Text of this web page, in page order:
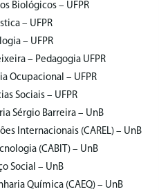
Biológicos – UFPR
– UFPR
– UFPR
– Pedagogia UFPR
Ocupacional – UFPR
Sociais – UFPR
Sérgio Barreira – UnB
Internacionais (CAREL) – UnB
(CABIT) – UnB
Social – UnB
Química (CAEQ) – UnB